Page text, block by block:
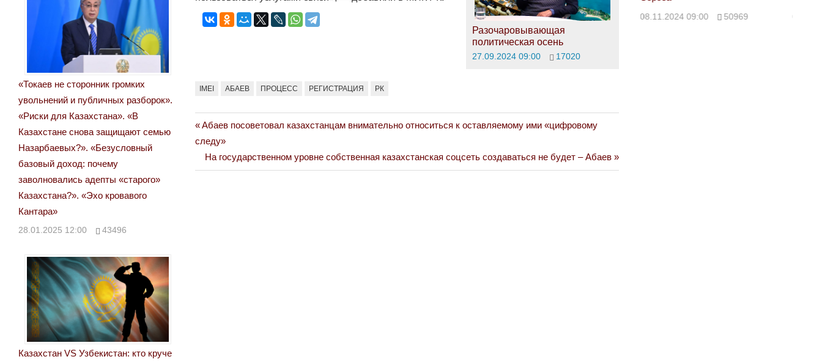
Разочаровывающая
политическая осень
27.09.2024 09:00 17020
IMEI АБАЕВ ПРОЦЕСС РЕГИСТРАЦИЯ РК
Навигация
по
Previous
Post:
Абаев посоветовал казахстанцам внимательно относиться к оставляемому ими «цифровому
следу»
Next
Post:
На государственном уровне собственная казахстанская соцсеть создаваться не будет – Абаев
«Токаев не сторонник громких
увольнений и публичных разборок».
«Риски для Казахстана». «В
Казахстане снова защищают семью
Назарбаевых?». «Безусловный
базовый доход: почему
заволновались адепты «старого»
Казахстана?». «Эхо кровавого
Кантара»
28.01.2025 12:00 43496
Казахстан VS Узбекистан: кто круче
08.11.2024 09:00 50969 08.11.2024 09:00 50969